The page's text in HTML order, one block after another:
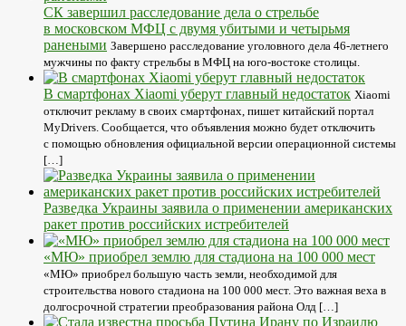
СК завершил расследование дела о стрельбе
в московском МФЦ с двумя убитыми и четырьмя
ранеными Завершено расследование уголовного дела 46-летнего
мужчины по факту стрельбы в МФЦ на юго-востоке столицы.
В смартфонах Xiaomi уберут главный недостаток Xiaomi
отключит рекламу в своих смартфонах, пишет китайский портал
MyDrivers. Сообщается, что объявления можно будет отключить
с помощью обновления официальной версии операционной системы
[…]
Разведка Украины заявила о применении американских
ракет против российских истребителей
«МЮ» приобрел землю для стадиона на 100 000 мест
«МЮ» приобрел большую часть земли, необходимой для
строительства нового стадиона на 100 000 мест. Это важная веха в
долгосрочной стратегии преобразования района Олд […]